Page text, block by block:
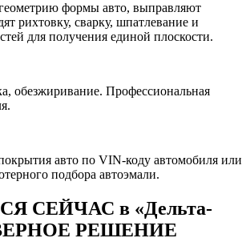
формы авто, выправляют
рихтовку, сварку, шпатлевание и
для получения единой плоскости.
обезжиривание. Профессиональная
авто по VIN-коду автомобиля или
подбора автоэмали.
СЕЙЧАС в «Дельта-
ВЕРНОЕ РЕШЕНИЕ